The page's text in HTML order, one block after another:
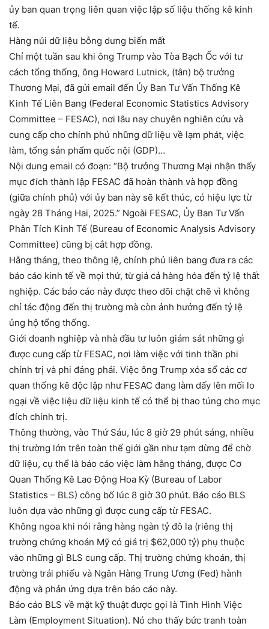
ủy ban quan trọng liên quan việc lập số liệu thống kê kinh
tế.
Hàng núi dữ liệu bỗng dưng biến mất
Chỉ một tuần sau khi ông Trump vào Tòa Bạch Ốc với tư
cách tổng thống, ông Howard Lutnick, (tân) bộ trưởng
Thương Mại, đã gửi email đến Ủy Ban Tư Vấn Thống Kê
Kinh Tế Liên Bang (Federal Economic Statistics Advisory
Committee – FESAC), nơi lâu nay chuyên nghiên cứu và
cung cấp cho chính phủ những dữ liệu về lạm phát, việc
làm, tổng sản phẩm quốc nội (GDP)…
Nội dung email có đoạn: “Bộ trưởng Thương Mại nhận thấy
mục đích thành lập FESAC đã hoàn thành và hợp đồng
(giữa chính phủ) với ủy ban này sẽ kết thúc, có hiệu lực từ
ngày 28 Tháng Hai, 2025.” Ngoài FESAC, Ủy Ban Tư Vấn
Phân Tích Kinh Tế (Bureau of Economic Analysis Advisory
Committee) cũng bị cắt hợp đồng.
Hằng tháng, theo thông lệ, chính phủ liên bang đưa ra các
báo cáo kinh tế về mọi thứ, từ giá cả hàng hóa đến tỷ lệ thất
nghiệp. Các báo cáo này được theo dõi chặt chẽ vì không
chỉ tác động đến thị trường mà còn ảnh hưởng đến tỷ lệ
ủng hộ tổng thống.
Giới doanh nghiệp và nhà đầu tư luôn giám sát những gì
được cung cấp từ FESAC, nơi làm việc với tinh thần phi
chính trị và phi đảng phái. Việc ông Trump xóa sổ các cơ
quan thống kê độc lập như FESAC đang làm dấy lên mối lo
ngại về việc liệu dữ liệu kinh tế có thể bị thao túng cho mục
đích chính trị.
Thông thường, vào Thứ Sáu, lúc 8 giờ 29 phút sáng, nhiều
thị trường lớn trên toàn thế giới gần như tạm dừng để chờ
dữ liệu, cụ thể là báo cáo việc làm hằng tháng, được Cơ
Quan Thống Kê Lao Động Hoa Kỳ (Bureau of Labor
Statistics – BLS) công bố lúc 8 giờ 30 phút. Báo cáo BLS
luôn dựa vào những gì được cung cấp từ FESAC.
Không ngoa khi nói rằng hàng ngàn tỷ đô la (riêng thị
trường chứng khoán Mỹ có giá trị $62,000 tỷ) phụ thuộc
vào những gì BLS cung cấp. Thị trường chứng khoán, thị
trường trái phiếu và Ngân Hàng Trung Ương (Fed) hành
động và phản ứng dựa trên báo cáo này.
Báo cáo BLS về mặt kỹ thuật được gọi là Tình Hình Việc
Làm (Employment Situation). Nó cho thấy bức tranh toàn